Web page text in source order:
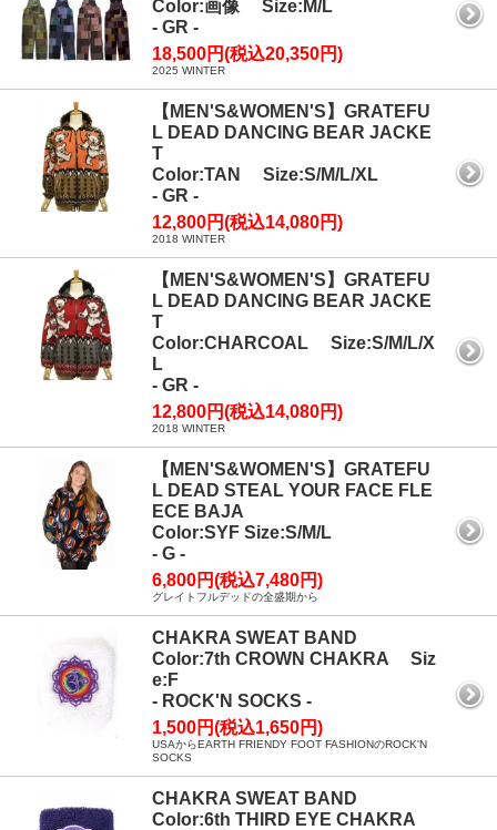
Color:画像 Size:M/L
- GR -
18,500円(税込20,350円)
2025 WINTER
【MEN'S&WOMEN'S】GRATEFU
L DEAD DANCING BEAR JACKE
T
Color:TAN Size:S/M/L/XL
- GR -
12,800円(税込14,080円)
2018 WINTER
【MEN'S&WOMEN'S】GRATEFU
L DEAD DANCING BEAR JACKE
T
Color:CHARCOAL Size:S/M/L/X
L
- GR -
12,800円(税込14,080円)
2018 WINTER
【MEN'S&WOMEN'S】GRATEFU
L DEAD STEAL YOUR FACE FLE
ECE BAJA
Color:SYF Size:S/M/L
- G -
6,800円(税込7,480円)
グレイトフルデッドの全盛期から
CHAKRA SWEAT BAND
Color:7th CROWN CHAKRA Siz
e:F
- ROCK'N SOCKS -
1,500円(税込1,650円)
USAからEARTH FRIENDY FOOT FASHIONのROCK'N
SOCKS
CHAKRA SWEAT BAND
Color:6th THIRD EYE CHAKRA